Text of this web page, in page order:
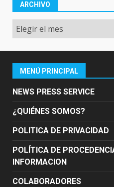
ARCHIVO
Archivo
MENÚ PRINCIPAL
NEWS PRESS SERVICE
¿QUIÉNES SOMOS?
POLITICA DE PRIVACIDAD
POLÍTICA DE
INFORMACION
COLABORADORES